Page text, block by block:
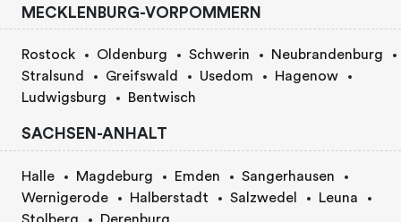
MECKLENBURG-VORPOMMERN
Rostock Oldenburg Schwerin
Neubrandenburg
Stralsund
Greifswald Usedom
Hagenow
Ludwigsburg
Bentwisch
SACHSEN-ANHALT
Halle Magdeburg Emden
Sangerhausen
Wernigerode
Halberstadt Salzwedel
Leuna